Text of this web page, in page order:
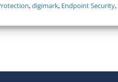
,digimark, Endpoint Security,